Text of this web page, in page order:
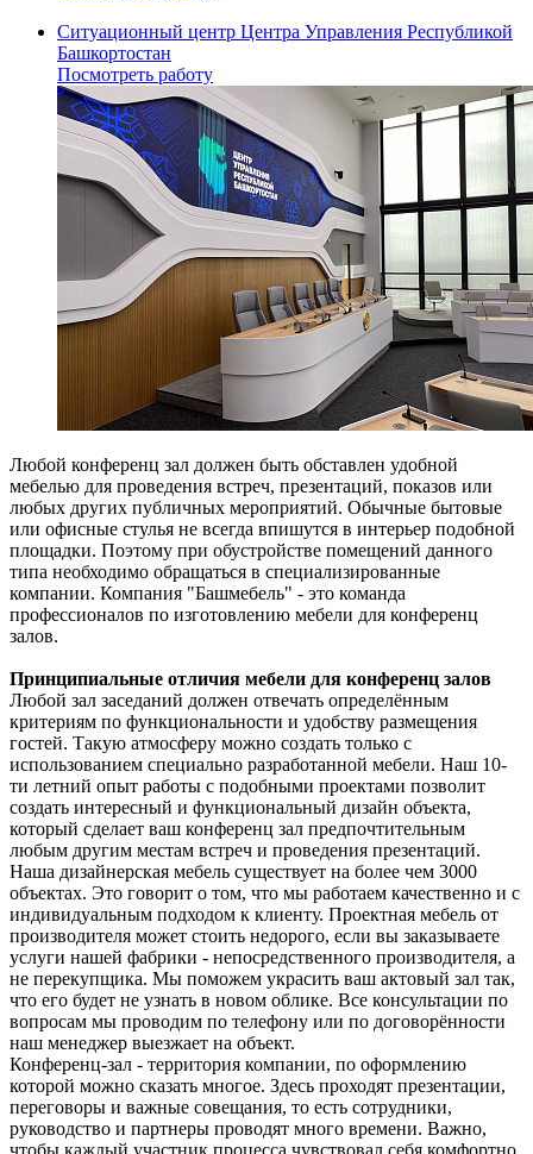
Ситуационный центр Центра Управления Республикой
Башкортостан
Посмотреть работу
Любой конференц зал должен быть обставлен удобной
мебелью для проведения встреч, презентаций, показов или
любых других публичных мероприятий. Обычные бытовые
или офисные стулья не всегда впишутся в интерьер подобной
площадки. Поэтому при обустройстве помещений данного
типа необходимо обращаться в специализированные
компании. Компания "Башмебель" - это команда
профессионалов по изготовлению мебели для конференц
залов.
Принципиальные отличия мебели для конференц залов
Любой зал заседаний должен отвечать определённым
критериям по функциональности и удобству размещения
гостей. Такую атмосферу можно создать только с
использованием специально разработанной мебели. Наш 10-
ти летний опыт работы с подобными проектами позволит
создать интересный и функциональный дизайн объекта,
который сделает ваш конференц зал предпочтительным
любым другим местам встреч и проведения презентаций.
Наша дизайнерская мебель существует на более чем 3000
объектах. Это говорит о том, что мы работаем качественно и с
индивидуальным подходом к клиенту. Проектная мебель от
производителя может стоить недорого, если вы заказываете
услуги нашей фабрики - непосредственного производителя, а
не перекупщика. Мы поможем украсить ваш актовый зал так,
что его будет не узнать в новом облике. Все консультации по
вопросам мы проводим по телефону или по договорённости
наш менеджер выезжает на объект.
Конференц-зал - территория компании, по оформлению
которой можно сказать многое. Здесь проходят презентации,
переговоры и важные совещания, то есть сотрудники,
руководство и партнеры проводят много времени. Важно,
чтобы каждый участник процесса чувствовал себя комфортно,